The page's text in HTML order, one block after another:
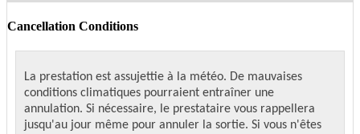
Cancellation Conditions
La prestation est assujettie à la météo. De mauvaises
conditions climatiques pourraient entraîner une
annulation. Si nécessaire, le prestataire vous rappellera
jusqu'au jour même pour annuler la sortie. Si vous n'êtes